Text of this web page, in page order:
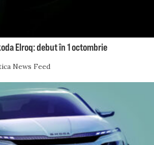
Elroq: debut în 1 octombrie
News Feed